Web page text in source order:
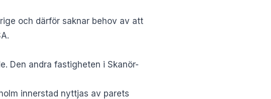
och därför saknar behov av att
Den andra fastigheten i Skanör-
innerstad nyttjas av parets